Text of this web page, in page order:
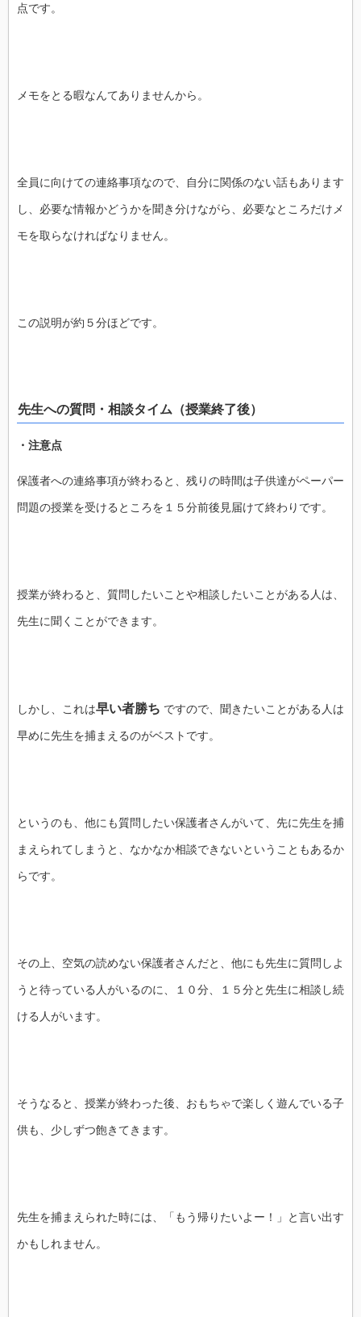
点です。
メモをとる暇なんてありませんから。
全員に向けての連絡事項なので、自分に関係のない話もあります
し、必要な情報かどうかを聞き分けながら、必要なところだけメ
モを取らなければなりません。
この説明が約５分ほどです。
先生への質問・相談タイム（授業終了後）
・注意点
保護者への連絡事項が終わると、残りの時間は子供達がペーパー
問題の授業を受けるところを１５分前後見届けて終わりです。
授業が終わると、質問したいことや相談したいことがある人は、
先生に聞くことができます。
しかし、これは早い者勝ち ですので、聞きたいことがある人は
早めに先生を捕まえるのがベストです。
というのも、他にも質問したい保護者さんがいて、先に先生を捕
まえられてしまうと、なかなか相談できないということもあるか
らです。
その上、空気の読めない保護者さんだと、他にも先生に質問しよ
うと待っている人がいるのに、１０分、１５分と先生に相談し続
ける人がいます。
そうなると、授業が終わった後、おもちゃで楽しく遊んでいる子
供も、少しずつ飽きてきます。
先生を捕まえられた時には、「もう帰りたいよー！」と言い出す
かもしれません。